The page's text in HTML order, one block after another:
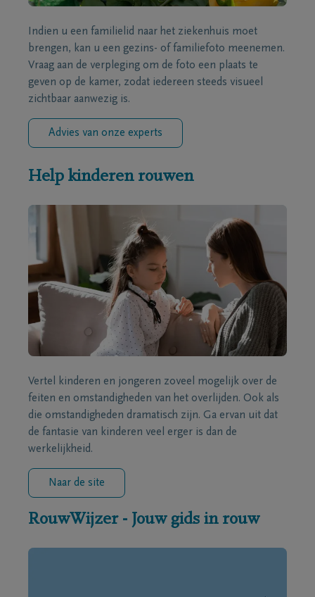
Indien u een familielid naar het ziekenhuis moet
brengen, kan u een gezins- of familiefoto meenemen.
Vraag aan de verpleging om de foto een plaats te
geven op de kamer, zodat iedereen steeds visueel
zichtbaar aanwezig is.
Advies van onze experts
Help kinderen rouwen
Vertel kinderen en jongeren zoveel mogelijk over de
feiten en omstandigheden van het overlijden. Ook als
die omstandigheden dramatisch zijn. Ga ervan uit dat
de fantasie van kinderen veel erger is dan de
werkelijkheid.
Naar de site
RouwWijzer - Jouw gids in rouw